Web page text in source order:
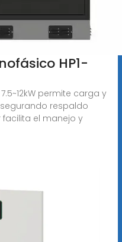
HP1-
permite carga y
respaldo
el manejo y